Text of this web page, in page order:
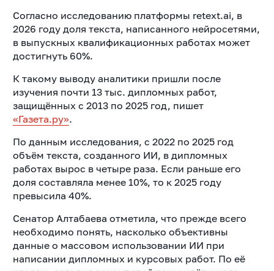
Согласно исследованию платформы retext.ai, в
2026 году доля текста, написанного нейросетями,
в выпускных квалификационных работах может
достигнуть 60%.
К такому выводу аналитики пришли после
изучения почти 13 тыс. дипломных работ,
защищённых с 2013 по 2025 год, пишет
«Газета.ру».
По данным исследования, с 2022 по 2025 год
объём текста, созданного ИИ, в дипломных
работах вырос в четыре раза. Если раньше его
доля составляла менее 10%, то к 2025 году
превысила 40%.
Сенатор Алтабаева отметила, что прежде всего
необходимо понять, насколько объективны
данные о массовом использовании ИИ при
написании дипломных и курсовых работ. По её